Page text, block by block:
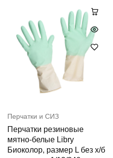
Перчатки и СИЗ
Перчатки резиновые
мятно-белые Libry
Биоколор, размер L без х/б